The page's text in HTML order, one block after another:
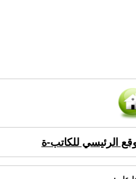
الرئيسي للكاتب-ة